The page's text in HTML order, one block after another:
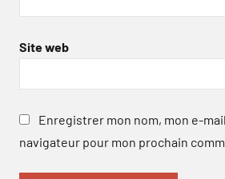
Site web
Enregistrer mon nom, mon e-
navigateur pour mon prochain